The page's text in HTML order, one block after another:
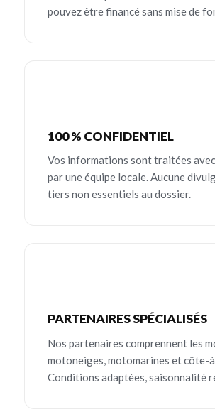
pouvez être financé sans mise de
100 % CONFIDENTIEL
Vos informations sont traitées
par une équipe locale. Aucune
tiers non essentiels au dossier.
PARTENAIRES SPÉCIALISÉS
Nos partenaires comprennent les
motoneiges, motomarines et côte-
Conditions adaptées, saisonnalité